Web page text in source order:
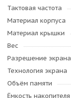
Тактовая частота
Материал корпуса
Материал крышки
Вес
Разрешение экрана
Технология экрана
Объём памяти
Ёмкость накопителя